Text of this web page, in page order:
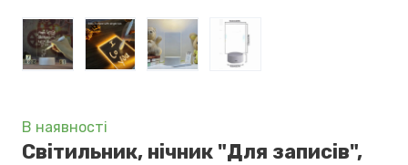
В наявності
Світильник, нічник "Для записів",